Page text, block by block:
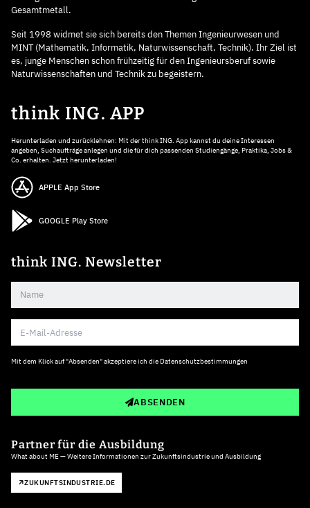
Gesamtmetall.
Seit 1998 widmet sie sich bereits den Themen Ingenieurwesen und
MINT (Mathematik, Informatik, Naturwissenschaft, Technik). Ihr Ziel ist
es, junge Menschen schon frühzeitig für den Ingenieursberuf sowie
Naturwissenschaften und Technik zu begeistern.
think ING. APP
Herunterladen und zurücklehnen: Mit der think ING. App kannst du deine Interessen
angeben, Suchaufträge anlegen und die für dich passenden Studiengänge, Praktika, Jobs &
Co. erhalten. Jetzt herunterladen!
APPLE App Store
GOOGLE Play Store
think ING. Newsletter
Mit dem Klick auf "Absenden" akzeptiere ich die Datenschutzbestimmungen
ABSENDEN
Partner für die Ausbildung
What about ME — Weitere Informationen zur Zukunftsindustrie und Ausbildung
ZUKUNFTSINDUSTRIE.DE